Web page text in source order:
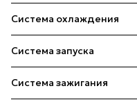
Система охлаждения
Система запуска
Система зажигания